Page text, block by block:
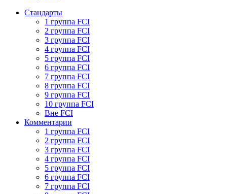
Стандарты
1 группа FCI
2 группа FCI
3 группа FCI
4 группа FCI
5 группа FCI
6 группа FCI
7 группа FCI
8 группа FCI
9 группа FCI
10 группа FCI
Вне FCI
Комментарии
1 группа FCI
2 группа FCI
3 группа FCI
4 группа FCI
5 группа FCI
6 группа FCI
7 группа FCI